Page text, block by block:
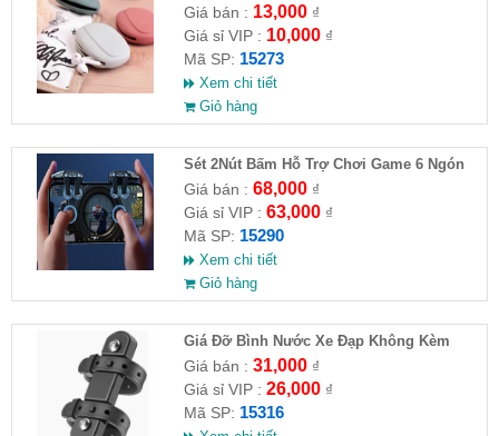
Giá bán : 13,000₫
Giá sỉ VIP : 10,000₫
Mã SP: 15273
Xem chi tiết
Giỏ hàng
Sét 2Nút Bấm Hỗ Trợ Chơi Game 6 Ngón
G21
Giá bán : 68,000₫
Giá sỉ VIP : 63,000₫
Mã SP: 15290
Xem chi tiết
Giỏ hàng
Giá Đỡ Bình Nước Xe Đạp Không Kèm
Khung Đỡ
Giá bán : 31,000₫
Giá sỉ VIP : 26,000₫
Mã SP: 15316